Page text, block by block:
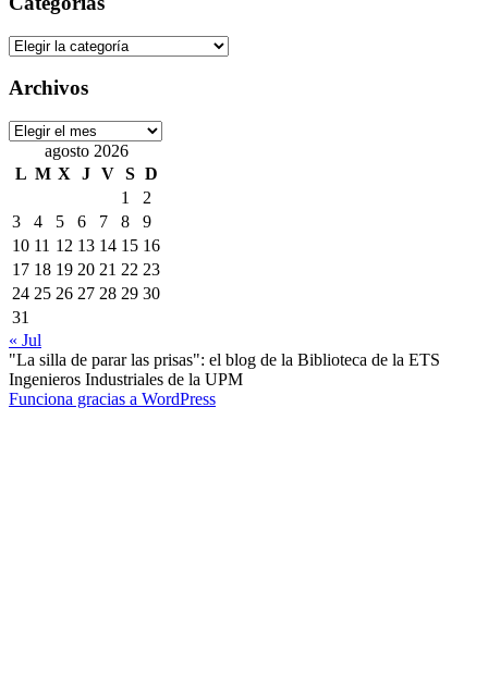
Categorías
Archivos
Archivos
agosto 2026
L M X J V S D
1
2
3
4 5 6 7 8
9
10 11 12 13 14 15 16
17 18 19 20 21 22 23
24 25 26 27 28 29 30
31
« Jul
"La silla de parar las prisas": el blog de la Biblioteca de la ETS
Ingenieros Industriales de la UPM
Funciona gracias a WordPress